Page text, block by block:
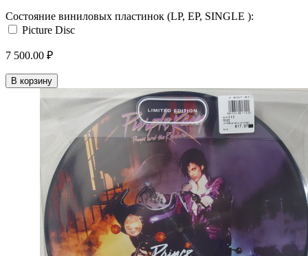
Состояние виниловых пластинок (LP, EP, SINGLE ):
Picture Disc
7 500.00 ₽
В корзину